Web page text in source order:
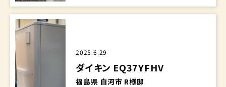
2025.6.29
ダイキン EQ37YFHV
福島県 白河市 R様邸